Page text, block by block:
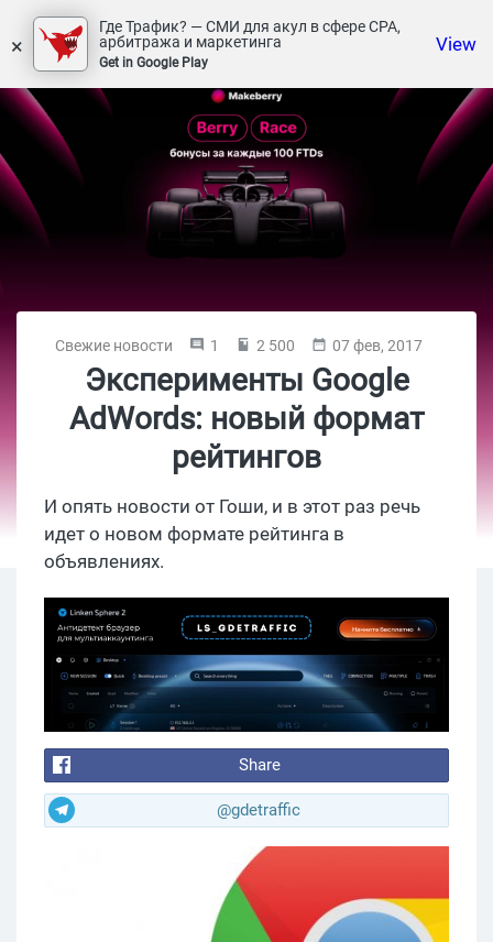
×
Где Трафик? — СМИ для акул в сфере СРА,
арбитража и маркетинга
Get in Google Play
View
Свежие новости 1 2 500 07 фев, 2017
Эксперименты Google
AdWords: новый формат
рейтингов
И опять новости от Гоши, и в этот раз речь
идет о новом формате рейтинга в
объявлениях.
Share
@gdetraffic